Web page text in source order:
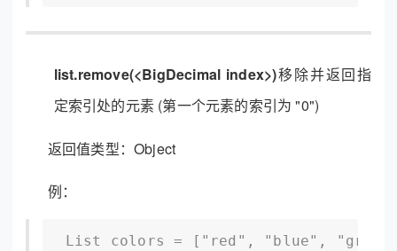
list.remove(<BigDecimal index>)移除并返回指
定索引处的元素 (第一个元素的索引为 "0")
返回值类型：Object
例：
List colors = ["red", "blue",